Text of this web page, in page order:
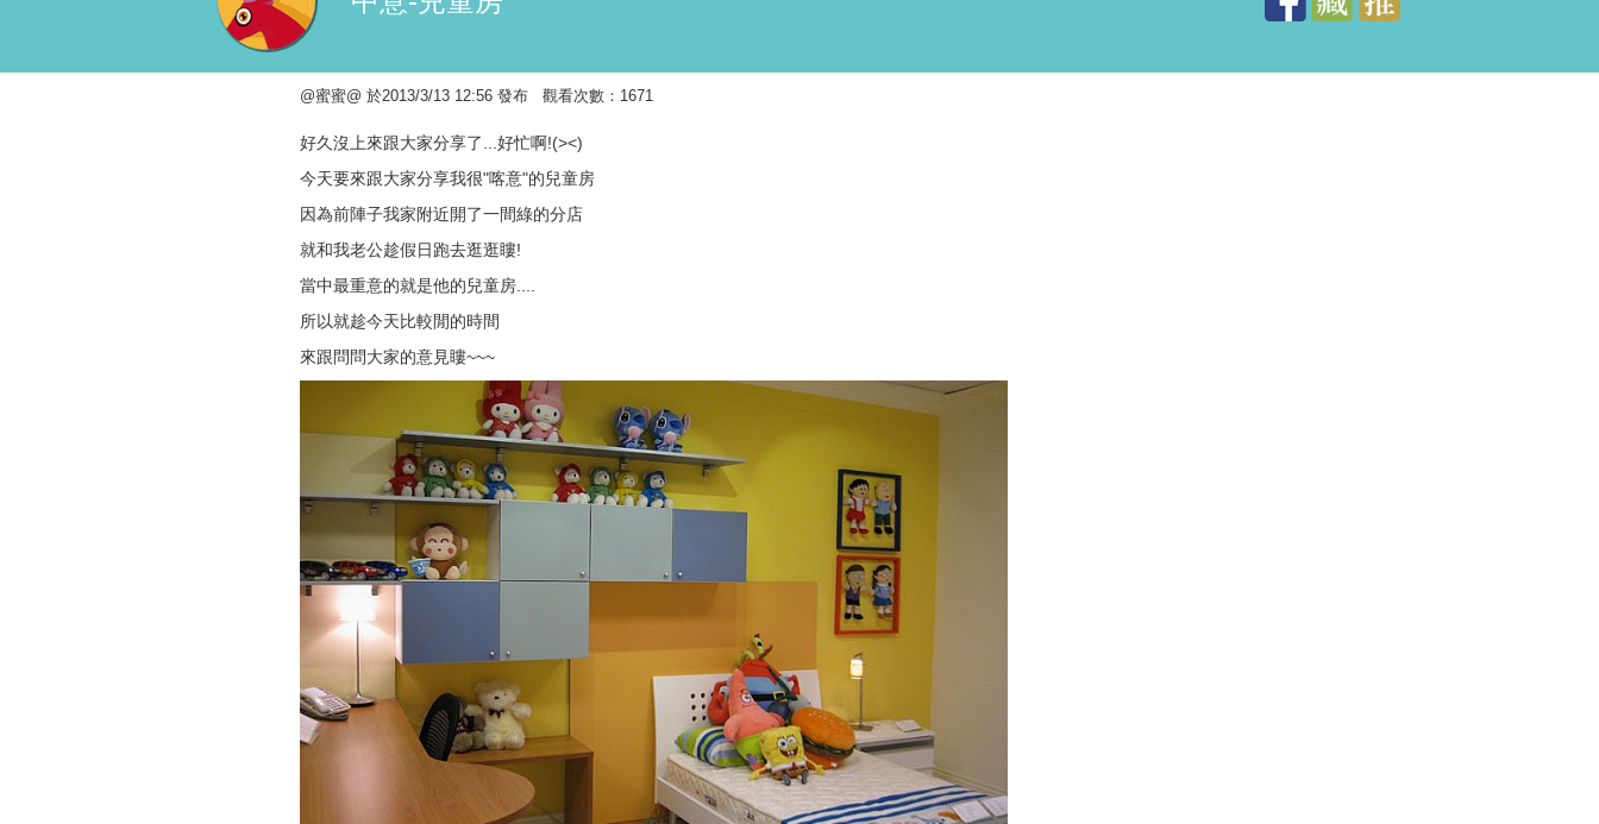
@蜜蜜@ 於2013/3/13 12:56 發布 觀看次數：1671
好久沒上來跟大家分享了...好忙啊!(><)
今天要來跟大家分享我很"喀意"的兒童房
因為前陣子我家附近開了一間綠的分店
就和我老公趁假日跑去逛逛瞜!
當中最重意的就是他的兒童房....
所以就趁今天比較閒的時間
來跟問問大家的意見瞜~~~